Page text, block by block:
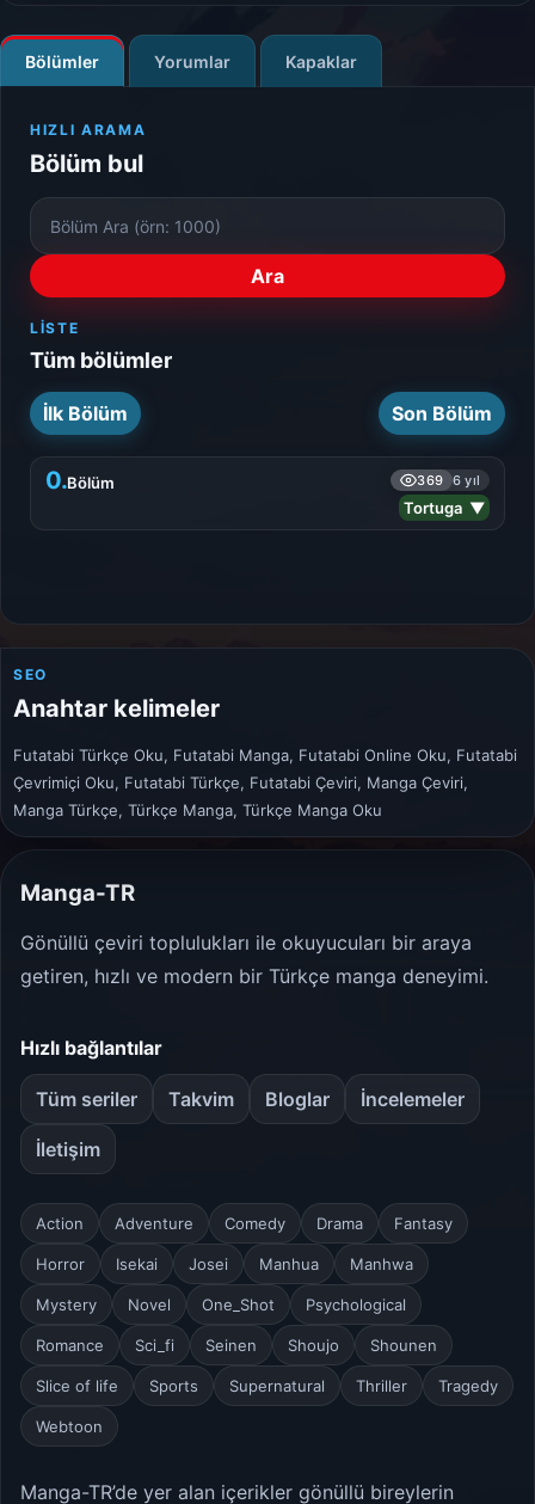
Bölümler Yorumlar Kapaklar
HIZLI ARAMA
Bölüm bul
Bölüm
Numarası
Ara
LISTE
Tüm bölümler
İlk Bölüm Son Bölüm
0.Bölüm 369 6 yıl
Tortuga ▼
SEO
Anahtar kelimeler
Futatabi Türkçe Oku, Futatabi Manga, Futatabi Online Oku, Futatabi
Çevrimiçi Oku, Futatabi Türkçe, Futatabi Çeviri, Manga Çeviri,
Manga Türkçe, Türkçe Manga, Türkçe Manga Oku
Manga-TR
Gönüllü çeviri toplulukları ile okuyucuları bir araya
getiren, hızlı ve modern bir Türkçe manga deneyimi.
Hızlı bağlantılar
Tüm seriler Takvim Bloglar İncelemeler
İletişim
Action Adventure Comedy Drama Fantasy
Horror Isekai Josei Manhua Manhwa
Mystery Novel One_Shot Psychological
Romance Sci_fi Seinen Shoujo Shounen
Slice of life Sports Supernatural Thriller Tragedy
Webtoon
Manga-TR’de yer alan içerikler gönüllü bireylerin